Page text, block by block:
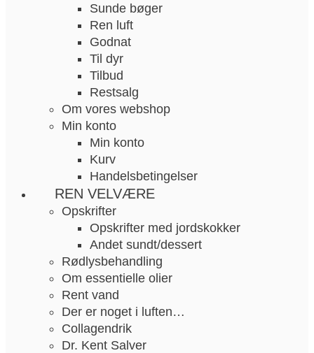
Sunde bøger
Ren luft
Godnat
Til dyr
Tilbud
Restsalg
Om vores webshop
Min konto
Min konto
Kurv
Handelsbetingelser
REN VELVÆRE
Opskrifter
Opskrifter med jordskokker
Andet sundt/dessert
Rødlysbehandling
Om essentielle olier
Rent vand
Der er noget i luften…
Collagendrik
Dr. Kent Salver